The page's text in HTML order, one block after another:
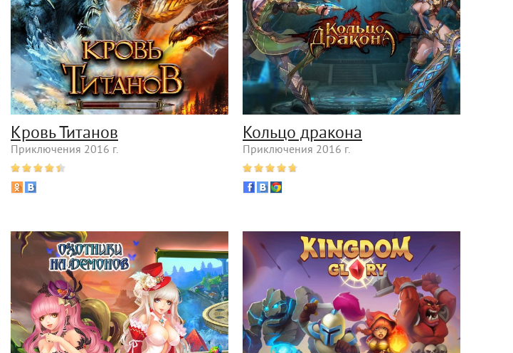
Кровь Титанов
Приключения 2016 г.
Кольцо дракона
Приключения 2016 г.